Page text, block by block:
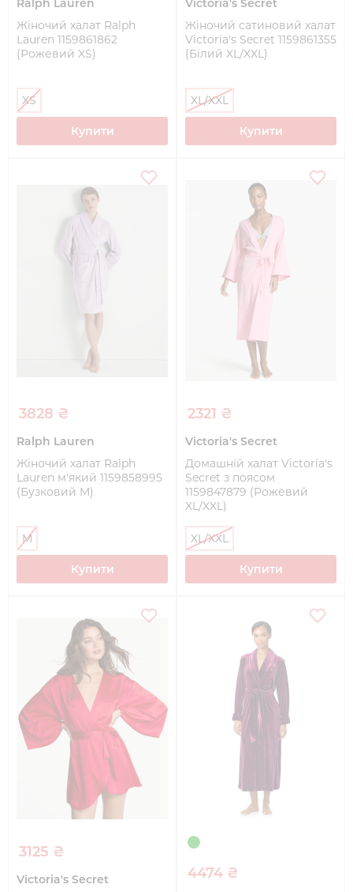
Ralph Lauren
Жіночий халат Ralph
Lauren 1159861862
(Рожевий XS)
XS
Купити
Victoria's Secret
Жіночий сатиновий халат
Victoria's Secret 1159861355
(Білий XL/XXL)
XL/XXL
Купити
3828 ₴
Ralph Lauren
Жіночий халат Ralph
Lauren м'який 1159858995
(Бузковий M)
M
Купити
2321 ₴
Victoria's Secret
Домашній халат Victoria's
Secret з поясом
1159847879 (Рожевий
XL/XXL)
XL/XXL
Купити
3125 ₴
Victoria's Secret
4474 ₴